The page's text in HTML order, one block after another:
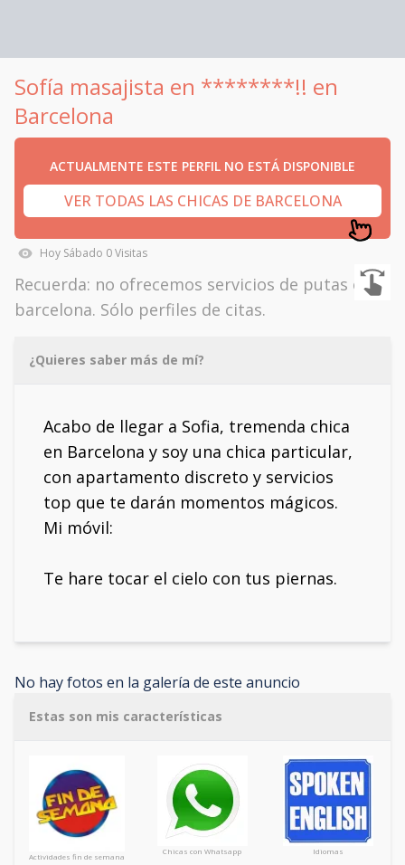
Sofía masajista en ********!! en
Barcelona
ACTUALMENTE ESTE PERFIL NO ESTÁ DISPONIBLE
VER TODAS LAS CHICAS DE BARCELONA
Hoy Sábado 0Visitas
Recuerda: no ofrecemos servicios de putas en
barcelona. Sólo perfiles de citas.
¿Quieres saber más de mí?
Acabo de llegar a Sofia, tremenda chica
en Barcelona y soy una chica particular,
con apartamento discreto y servicios
top que te darán momentos mágicos.
Mi móvil:
Te hare tocar el cielo con tus piernas.
No hay fotos en la galería de este anuncio
Estas son mis características
Actividades fin de semana
Chicas con Whatsapp Idiomas